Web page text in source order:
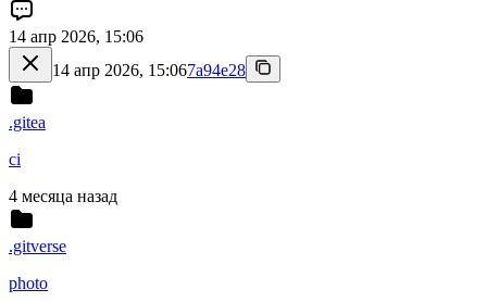
14 апр 2026, 15:06
14 апр 2026, 15:067a94e28
.gitea
ci
4 месяца назад
.gitverse
photo